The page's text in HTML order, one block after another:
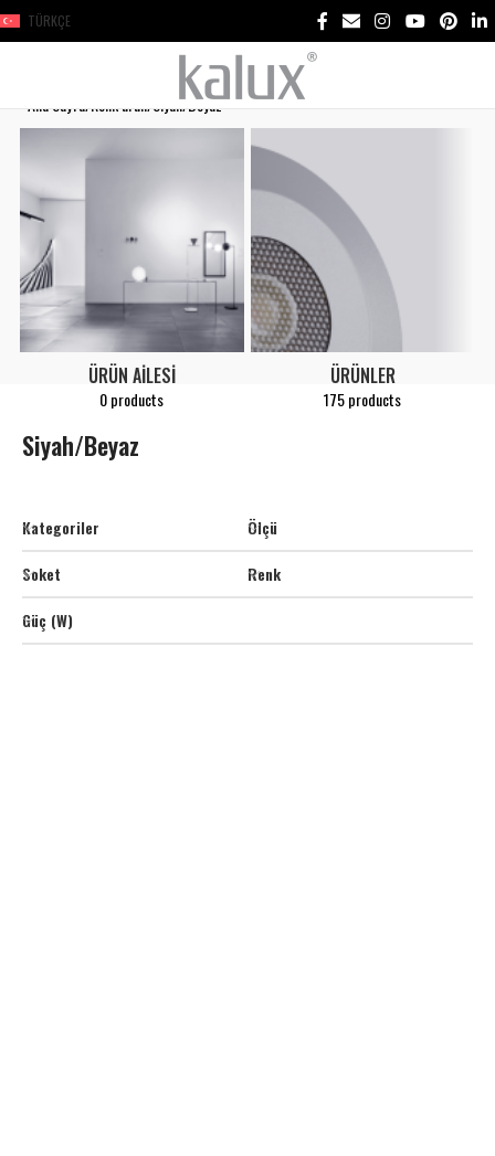
TÜRKÇE
Ana Sayfa Renk ürün Siyah/Beyaz
ÜRÜN AILESI
0 products
ÜRÜNLER
175 products
Siyah/Beyaz
Kategoriler
Ölçü
Soket
Renk
Güç (W)